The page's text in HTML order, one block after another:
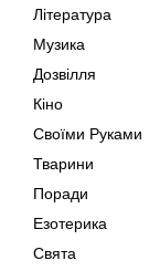
Література
Музика
Дозвілля
Кіно
Своїми Руками
Тварини
Поради
Езотерика
Свята